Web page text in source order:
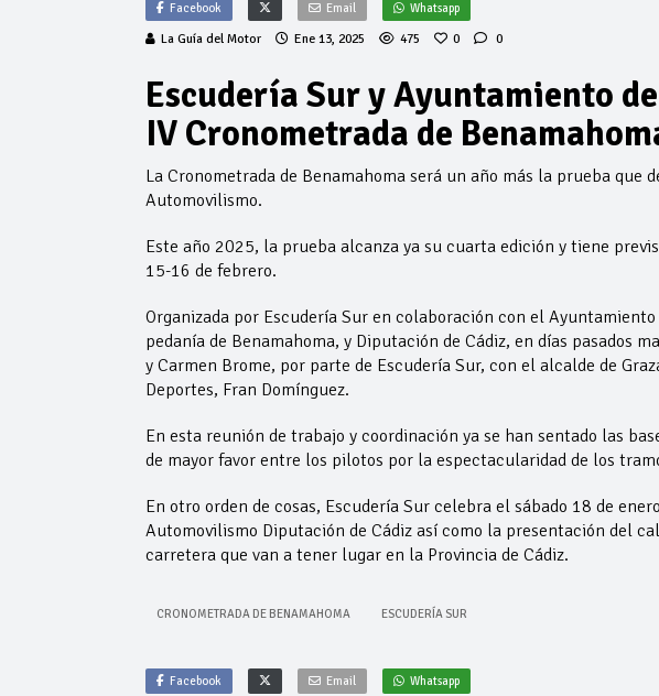
Facebook Email Whatsapp
La Guía del Motor Ene 13, 2025 475 0 0
Escudería Sur y Ayuntamiento
IV Cronometrada de
La Cronometrada de Benamahoma será un año más la prueba que
Automovilismo.
Este año 2025, la prueba alcanza ya su cuarta edición y tiene
15-16 de febrero.
Organizada por Escudería Sur en colaboración con el
pedanía de Benamahoma, y Diputación de Cádiz, en días pasados
y Carmen Brome, por parte de Escudería Sur, con el alcalde de
Deportes, Fran Domínguez.
En esta reunión de trabajo y coordinación ya se han sentado las
de mayor favor entre los pilotos por la espectacularidad de los
En otro orden de cosas, Escudería Sur celebra el sábado 18 de
Automovilismo Diputación de Cádiz así como la presentación del
carretera que van a tener lugar en la Provincia de Cádiz.
CRONOMETRADA DE BENAMAHOMA ESCUDERÍA SUR
Facebook Email Whatsapp